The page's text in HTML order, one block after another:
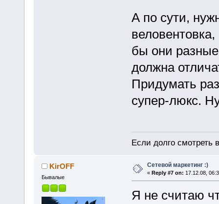
А по сути,
бы они
должна
Придумать
супер-люкс.
Если долго смотреть
KirOFF
Бывалые
Сетевой маркетинг :)
« Reply #7 on: 17.12.08,
Я не считаю